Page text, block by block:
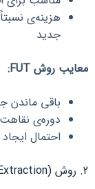
هزینه‌ی
جدید
معایب روش FUT:
باقی ماندن
دوره‌ی
احتمال
2. روش FUE (Follicular Unit Extraction)